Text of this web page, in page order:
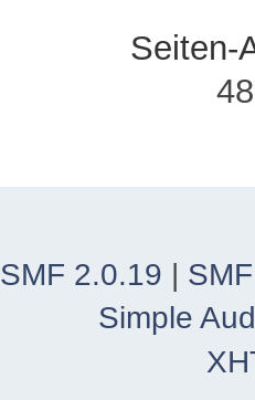
Seiten-
SMF 2.0.19
Simple